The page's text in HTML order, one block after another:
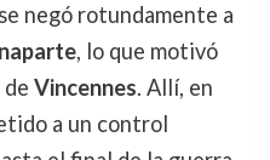
negó rotundamente a
, lo que motivó
Vincennes. Allí, en
a un control